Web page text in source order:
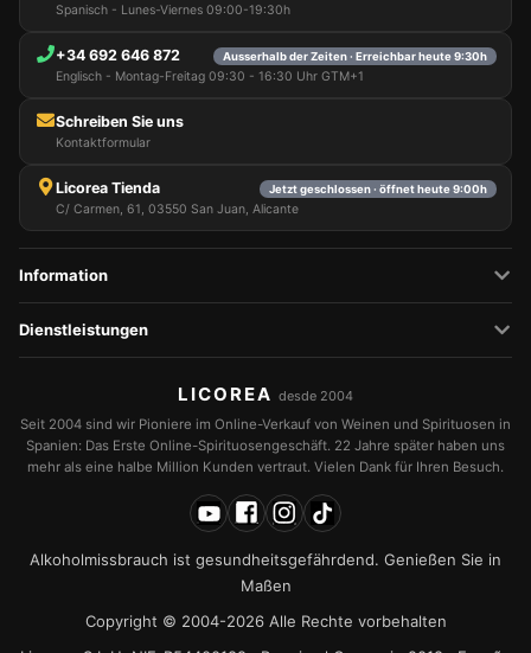
Spanisch - Lunes-Viernes 09:00-19:30h
+34 692 646 872 Ausserhalb der Zeiten · Erreichbar heute 9:30h
Englisch - Montag-Freitag 09:30 - 16:30 Uhr GTM+1
Schreiben Sie uns
Kontaktformular
Licorea Tienda Jetzt geschlossen · öffnet heute 9:00h
C/ Carmen, 61, 03550 San Juan, Alicante
Information
Dienstleistungen
LICOREA desde 2004
Seit 2004 sind wir Pioniere im Online-Verkauf von Weinen und Spirituosen in
Spanien: Das Erste Online-Spirituosengeschäft. 22 Jahre später haben uns
mehr als eine halbe Million Kunden vertraut. Vielen Dank für Ihren Besuch.
Alkoholmissbrauch ist gesundheitsgefährdend. Genießen Sie in
Maßen
Copyright © 2004-2026 Alle Rechte vorbehalten